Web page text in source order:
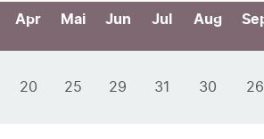
Apr Mai Jun Jul Aug
20 25 29 31 30 26